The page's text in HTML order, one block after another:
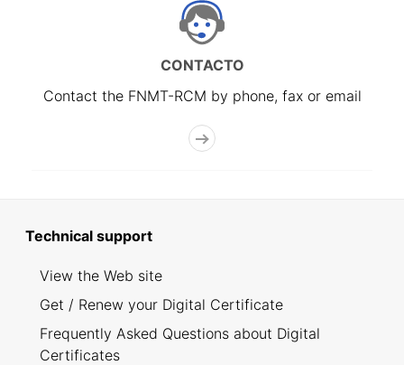
CONTACTO
Contact the FNMT-RCM by phone, fax or email
Technical support
View the Web site
Get / Renew your Digital Certificate
Frequently Asked Questions about Digital
Certificates